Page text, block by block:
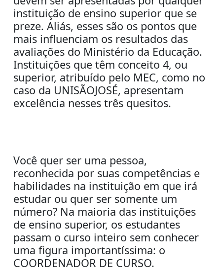
instituição de ensino superior que se
preze. Aliás, esses são os pontos que
mais influenciam os resultados das
avaliações do Ministério da Educação.
Instituições que têm conceito 4, ou
superior, atribuído pelo MEC, como no
caso da UNISÃOJOSÉ, apresentam
excelência nesses três quesitos.
Você quer ser uma pessoa,
reconhecida por suas competências e
habilidades na instituição em que irá
estudar ou quer ser somente um
número? Na maioria das instituições
de ensino superior, os estudantes
passam o curso inteiro sem conhecer
uma figura importantíssima: o
COORDENADOR DE CURSO.